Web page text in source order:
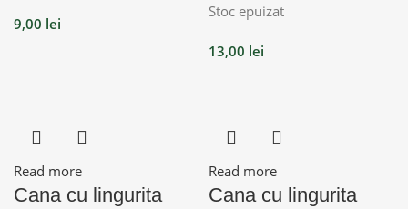
9,00 lei
Stoc epuizat
13,00 lei
Read more
Cana cu lingurita
Read more
Cana cu lingurita